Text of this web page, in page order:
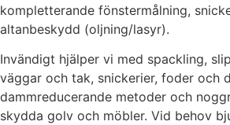
kompletterande fönstermålning,
altanbeskydd (oljning/lasyr).
Invändigt hjälper vi med spackling,
väggar och tak, snickerier, foder och
dammreducerande metoder och
skydda golv och möbler. Vid behov